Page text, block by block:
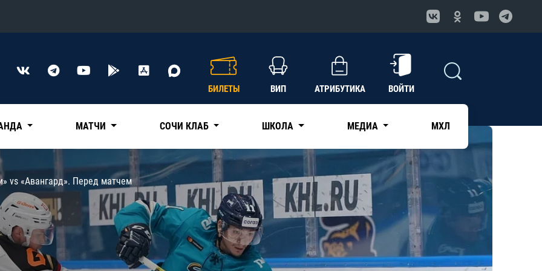
Конференция «Восток»
Трактор
Дивизион Чернышева
Авангард
Адмирал
КХЛ
БИЛЕТЫ ВИП АТРИБУТИКА ВОЙТИ
МАТЧИ СОЧИ КЛАБ ШКОЛА МЕДИА МХЛ
vs «Авангард». Перед матчем